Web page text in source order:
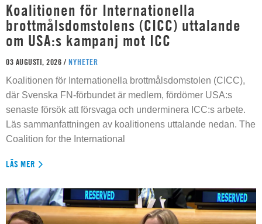
Koalitionen för Internationella
brottmålsdomstolens (CICC) uttalande
om USA:s kampanj mot ICC
03 AUGUSTI, 2026 / NYHETER
Koalitionen för Internationella brottmålsdomstolen (CICC),
där Svenska FN-förbundet är medlem, fördömer USA:s
senaste försök att försvaga och underminera ICC:s arbete.
Läs sammanfattningen av koalitionens uttalande nedan. The
Coalition for the International
LÄS MER